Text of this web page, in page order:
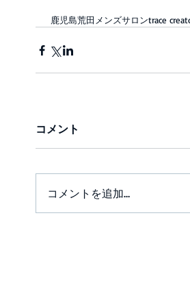
鹿児島荒田メンズサロンtrace
コメント
コメントを追加…